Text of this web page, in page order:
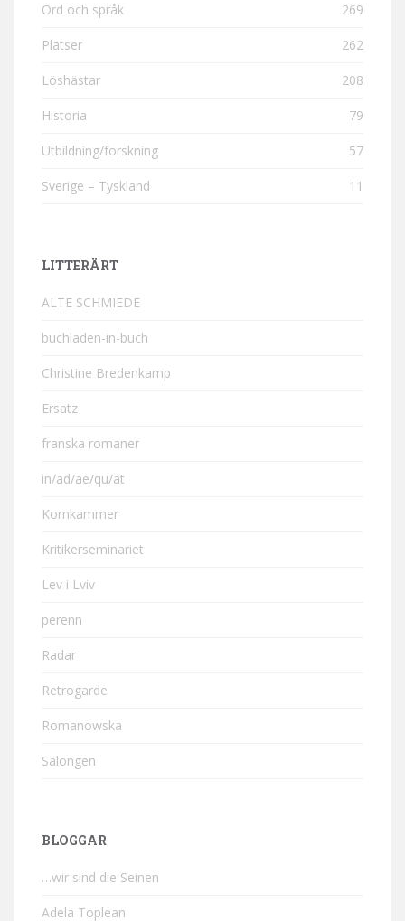
Ord och språk 269
Platser 262
Löshästar 208
Historia 79
Utbildning/forskning 57
Sverige – Tyskland 11
LITTERÄRT
ALTE SCHMIEDE
buchladen-in-buch
Christine Bredenkamp
Ersatz
franska romaner
in/ad/ae/qu/at
Kornkammer
Kritikerseminariet
Lev i Lviv
perenn
Radar
Retrogarde
Romanowska
Salongen
BLOGGAR
…wir sind die Seinen
Adela Toplean